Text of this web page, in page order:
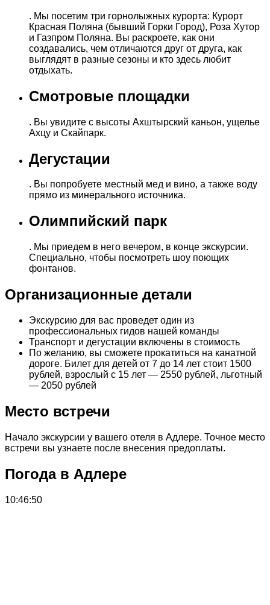
. Мы посетим три горнолыжных курорта: Курорт
Красная Поляна (бывший Горки Город), Роза Хутор
и Газпром Поляна. Вы раскроете, как они
создавались, чем отличаются друг от друга, как
выглядят в разные сезоны и кто здесь любит
отдыхать.
Смотровые площадки
. Вы увидите с высоты Ахштырский каньон, ущелье
Ахцу и Скайпарк.
Дегустации
. Вы попробуете местный мед и вино, а также воду
прямо из минерального источника.
Олимпийский парк
. Мы приедем в него вечером, в конце экскурсии.
Специально, чтобы посмотреть шоу поющих
фонтанов.
Организационные детали
Экскурсию для вас проведет один из
профессиональных гидов нашей команды
Транспорт и дегустации включены в стоимость
По желанию, вы сможете прокатиться на канатной
дороге. Билет для детей от 7 до 14 лет стоит 1500
рублей, взрослый с 15 лет — 2550 рублей, льготный
— 2050 рублей
Место встречи
Начало экскурсии у вашего отеля в Адлере. Точное место
встречи вы узнаете после внесения предоплаты.
Погода в Адлере
10:46:50